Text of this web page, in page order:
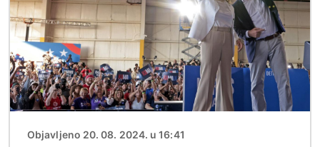
Objavljeno 20. 08. 2024. u 16:41